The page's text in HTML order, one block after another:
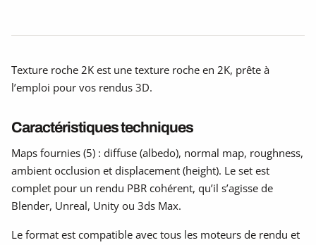
Texture roche 2K est une texture roche en 2K, prête à
l’emploi pour vos rendus 3D.
Caractéristiques techniques
Maps fournies (5) : diffuse (albedo), normal map, roughness,
ambient occlusion et displacement (height). Le set est
complet pour un rendu PBR cohérent, qu’il s’agisse de
Blender, Unreal, Unity ou 3ds Max.
Le format est compatible avec tous les moteurs de rendu et